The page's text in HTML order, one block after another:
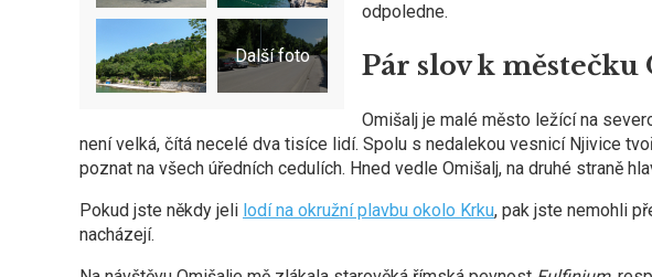
odpoledne.
Pár slov k městečku
Omišalj je malé město ležící na
není velká, čítá necelé dva tisíce lidí. Spolu s nedalekou vesnicí Njivice
poznat na všech úředních cedulích. Hned vedle Omišalj, na druhé straně
Pokud jste někdy jeli lodí na okružní plavbu okolo Krku, pak jste nemohli
nacházejí.